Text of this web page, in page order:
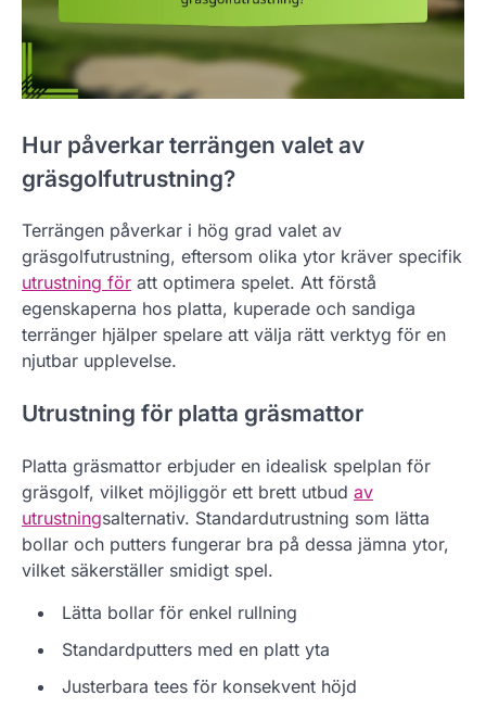
Hur påverkar terrängen valet av
gräsgolfutrustning?
Terrängen påverkar i hög grad valet av
gräsgolfutrustning, eftersom olika ytor kräver specifik
utrustning för att optimera spelet. Att förstå
egenskaperna hos platta, kuperade och sandiga
terränger hjälper spelare att välja rätt verktyg för en
njutbar upplevelse.
Utrustning för platta gräsmattor
Platta gräsmattor erbjuder en idealisk spelplan för
gräsgolf, vilket möjliggör ett brett utbud av
utrustningsalternativ. Standardutrustning som lätta
bollar och putters fungerar bra på dessa jämna ytor,
vilket säkerställer smidigt spel.
Lätta bollar för enkel rullning
Standardputters med en platt yta
Justerbara tees för konsekvent höjd